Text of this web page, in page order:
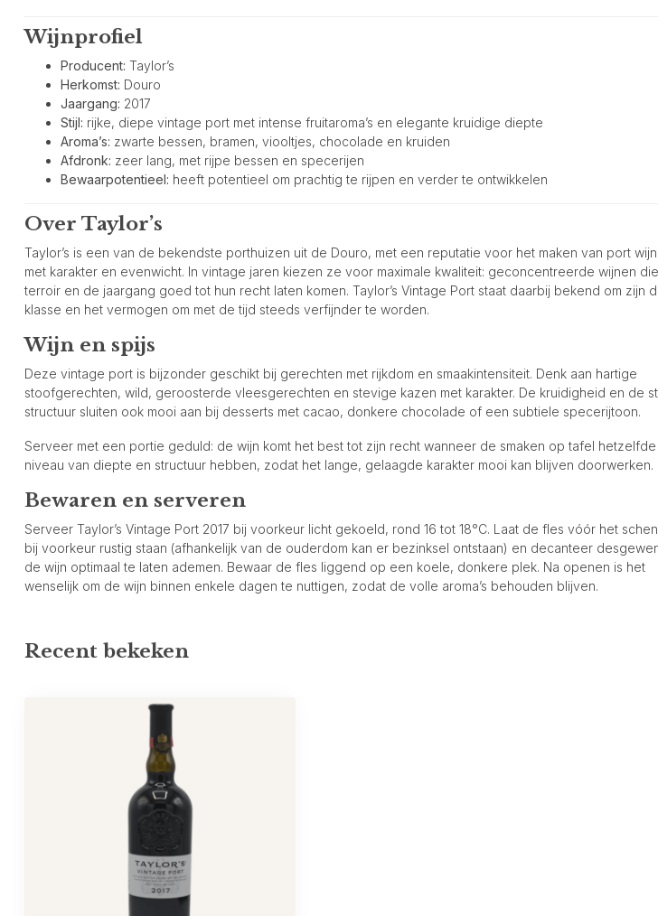
Wijnprofiel
Producent: Taylor’s
Herkomst: Douro
Jaargang: 2017
Stijl: rijke, diepe vintage port met intense fruitaroma’s en elegante kruidige diepte
Aroma’s: zwarte bessen, bramen, viooltjes, chocolade en kruiden
Afdronk: zeer lang, met rijpe bessen en specerijen
Bewaarpotentieel: heeft potentieel om prachtig te rijpen en verder te ontwikkelen
Over Taylor’s
Taylor’s is een van de bekendste porthuizen uit de Douro, met een reputatie voor het maken van port
met karakter en evenwicht. In vintage jaren kiezen ze voor maximale kwaliteit: geconcentreerde wijnen
terroir en de jaargang goed tot hun recht laten komen. Taylor’s Vintage Port staat daarbij bekend om zijn
klasse en het vermogen om met de tijd steeds verfijnder te worden.
Wijn en spijs
Deze vintage port is bijzonder geschikt bij gerechten met rijkdom en smaakintensiteit. Denk aan hartige
stoofgerechten, wild, geroosterde vleesgerechten en stevige kazen met karakter. De kruidigheid en de
structuur sluiten ook mooi aan bij desserts met cacao, donkere chocolade of een subtiele specerijtoon.
Serveer met een portie geduld: de wijn komt het best tot zijn recht wanneer de smaken op tafel hetzelfde
niveau van diepte en structuur hebben, zodat het lange, gelaagde karakter mooi kan blijven doorwerken.
Bewaren en serveren
Serveer Taylor’s Vintage Port 2017 bij voorkeur licht gekoeld, rond 16 tot 18°C. Laat de fles vóór het
bij voorkeur rustig staan (afhankelijk van de ouderdom kan er bezinksel ontstaan) en decanteer
de wijn optimaal te laten ademen. Bewaar de fles liggend op een koele, donkere plek. Na openen is het
wenselijk om de wijn binnen enkele dagen te nuttigen, zodat de volle aroma’s behouden blijven.
Recent bekeken